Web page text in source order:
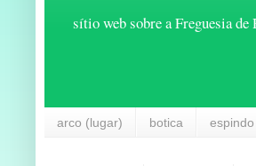
sítio web sobre a Freguesia
arco (lugar) botica espindo